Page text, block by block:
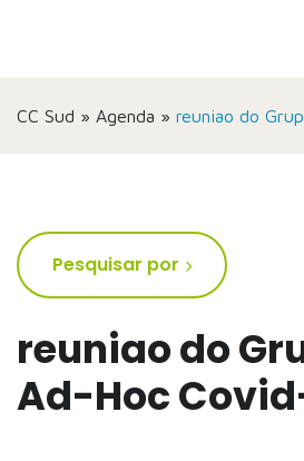
CC Sud » Agenda » reuniao do
reuniao do
Ad-Hoc
Pesquisar por